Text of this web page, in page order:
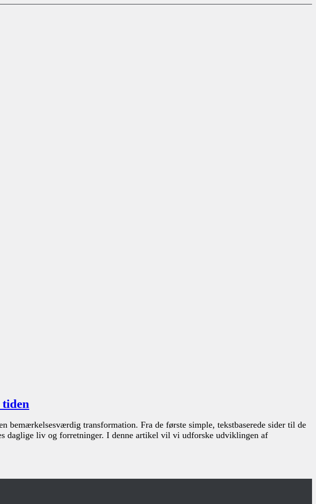
bemærkelsesværdig transformation. Fra de første simple, tekstbaserede sider til de
daglige liv og forretninger. I denne artikel vil vi udforske udviklingen af